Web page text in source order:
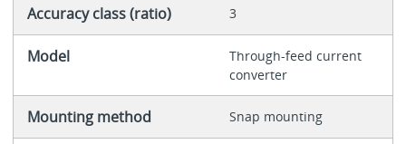
Accuracy class (ratio) 3
Model
Through-feed current
converter
Mounting method Snap mounting